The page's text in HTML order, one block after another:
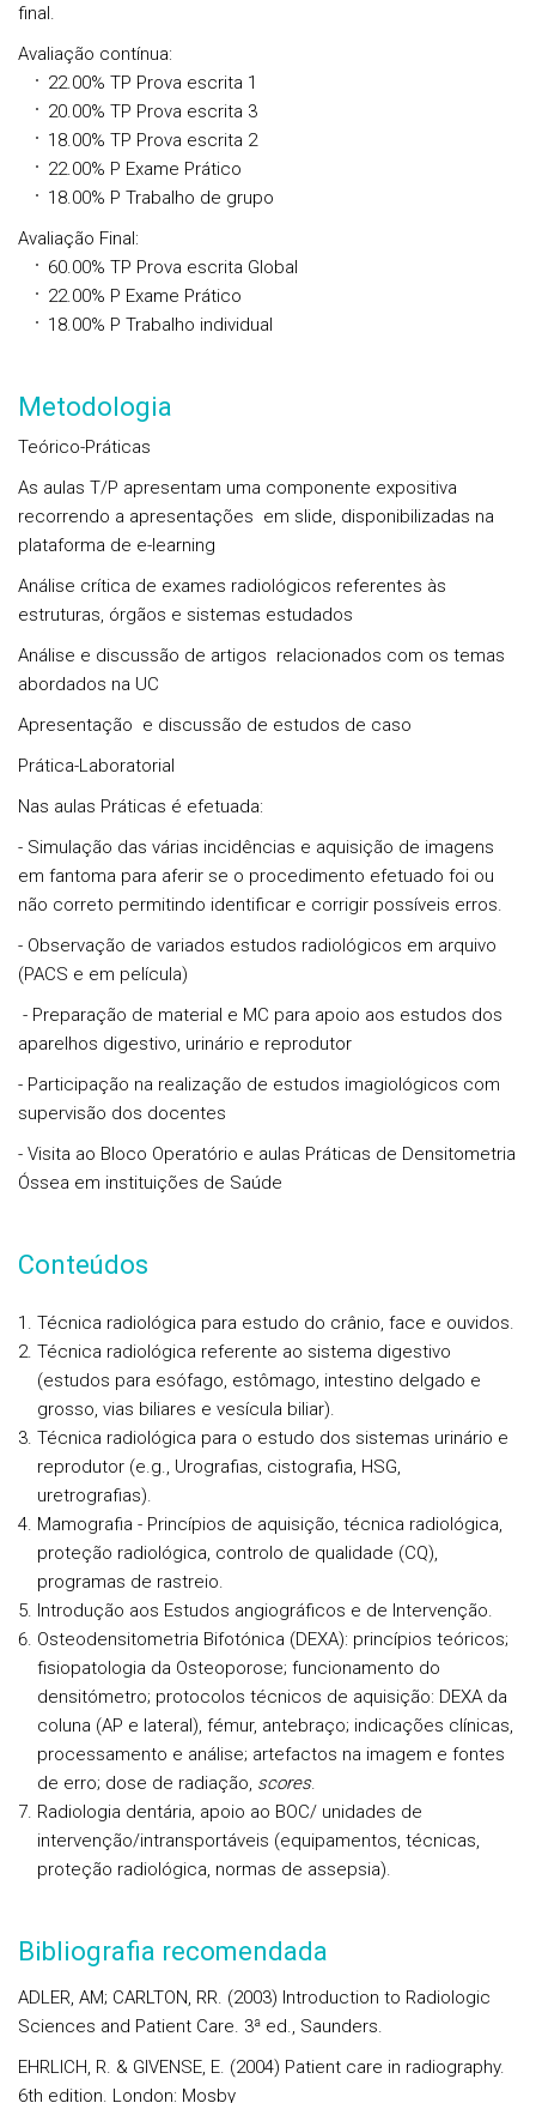
final.
Avaliação contínua:
22.00% TP Prova escrita 1
20.00% TP Prova escrita 3
18.00% TP Prova escrita 2
22.00% P Exame Prático
18.00% P Trabalho de grupo
Avaliação Final:
60.00% TP Prova escrita Global
22.00% P Exame Prático
18.00% P Trabalho individual
Metodologia
Teórico-Práticas
As aulas T/P apresentam uma componente expositiva
recorrendo a apresentações em slide, disponibilizadas na
plataforma de e-learning
Análise crítica de exames radiológicos referentes às
estruturas, órgãos e sistemas estudados
Análise e discussão de artigos relacionados com os temas
abordados na UC
Apresentação e discussão de estudos de caso
Prática-Laboratorial
Nas aulas Práticas é efetuada:
- Simulação das várias incidências e aquisição de imagens
em fantoma para aferir se o procedimento efetuado foi ou
não correto permitindo identificar e corrigir possíveis erros.
- Observação de variados estudos radiológicos em arquivo
(PACS e em película)
- Preparação de material e MC para apoio aos estudos dos
aparelhos digestivo, urinário e reprodutor
- Participação na realização de estudos imagiológicos com
supervisão dos docentes
- Visita ao Bloco Operatório e aulas Práticas de Densitometria
Óssea em instituições de Saúde
Conteúdos
Técnica radiológica para estudo do crânio, face e ouvidos.
Técnica radiológica referente ao sistema digestivo
(estudos para esófago, estômago, intestino delgado e
grosso, vias biliares e vesícula biliar).
Técnica radiológica para o estudo dos sistemas urinário e
reprodutor (e.g., Urografias, cistografia, HSG,
uretrografias).
Mamografia - Princípios de aquisição, técnica radiológica,
proteção radiológica, controlo de qualidade (CQ),
programas de rastreio.
Introdução aos Estudos angiográficos e de Intervenção.
Osteodensitometria Bifotónica (DEXA): princípios teóricos;
fisiopatologia da Osteoporose; funcionamento do
densitómetro; protocolos técnicos de aquisição: DEXA da
coluna (AP e lateral), fémur, antebraço; indicações clínicas,
processamento e análise; artefactos na imagem e fontes
de erro; dose de radiação, scores.
Radiologia dentária, apoio ao BOC/ unidades de
intervenção/intransportáveis (equipamentos, técnicas,
proteção radiológica, normas de assepsia).
Bibliografia recomendada
ADLER, AM; CARLTON, RR. (2003) Introduction to Radiologic
Sciences and Patient Care. 3ª ed., Saunders.
EHRLICH, R. & GIVENSE, E. (2004) Patient care in radiography.
6th edition. London: Mosby